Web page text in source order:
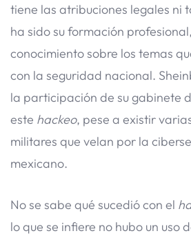
tiene las atribuciones legales ni
ha sido su formación
conocimiento sobre los temas
con la seguridad nacional.
la participación de su gabinete
este hackeo, pese a existir
militares que velan por la
mexicano.
No se sabe qué sucedió con el
lo que se infiere no hubo un uso